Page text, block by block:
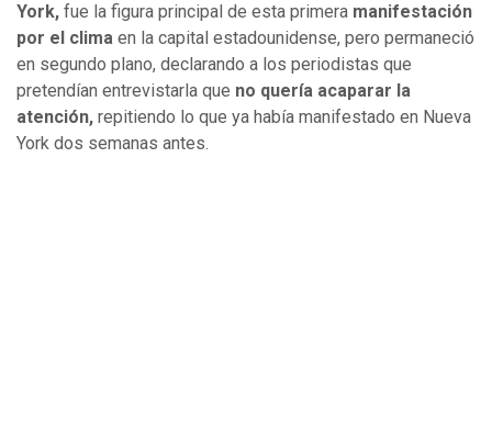
York, fue la figura principal de esta primera manifestación
por el clima en la capital estadounidense, pero permaneció
en segundo plano, declarando a los periodistas que
pretendían entrevistarla que no quería acaparar la
atención, repitiendo lo que ya había manifestado en Nueva
York dos semanas antes.